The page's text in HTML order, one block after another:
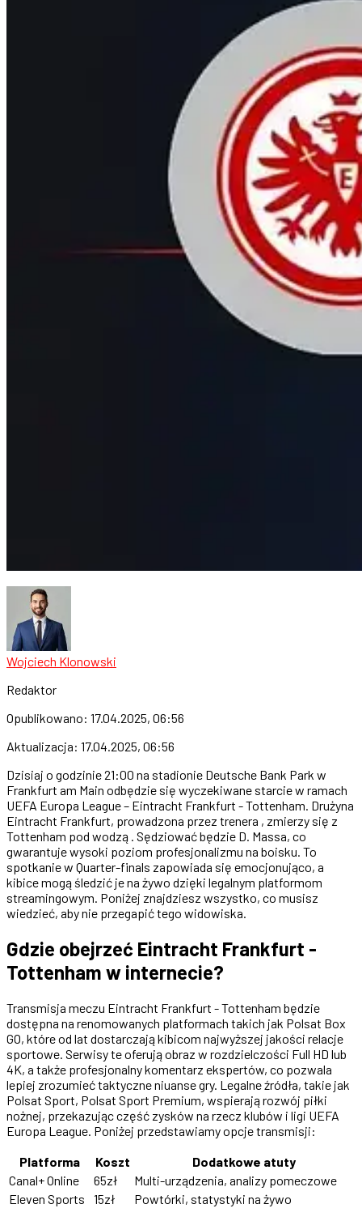
Wojciech Klonowski
Redaktor
Opublikowano: 17.04.2025, 06:56
Aktualizacja: 17.04.2025, 06:56
Dzisiaj o godzinie 21:00 na stadionie Deutsche Bank Park w
Frankfurt am Main odbędzie się wyczekiwane starcie w ramach
UEFA Europa League – Eintracht Frankfurt - Tottenham. Drużyna
Eintracht Frankfurt, prowadzona przez trenera , zmierzy się z
Tottenham pod wodzą . Sędziować będzie D. Massa, co
gwarantuje wysoki poziom profesjonalizmu na boisku. To
spotkanie w Quarter-finals zapowiada się emocjonująco, a
kibice mogą śledzić je na żywo dzięki legalnym platformom
streamingowym. Poniżej znajdziesz wszystko, co musisz
wiedzieć, aby nie przegapić tego widowiska.
Gdzie obejrzeć Eintracht Frankfurt -
Tottenham w internecie?
Transmisja meczu Eintracht Frankfurt - Tottenham będzie
dostępna na renomowanych platformach takich jak Polsat Box
GO, które od lat dostarczają kibicom najwyższej jakości relacje
sportowe. Serwisy te oferują obraz w rozdzielczości Full HD lub
4K, a także profesjonalny komentarz ekspertów, co pozwala
lepiej zrozumieć taktyczne niuanse gry. Legalne źródła, takie jak
Polsat Sport, Polsat Sport Premium, wspierają rozwój piłki
nożnej, przekazując część zysków na rzecz klubów i ligi UEFA
Europa League. Poniżej przedstawiamy opcje transmisji:
Platforma
Koszt
Dodatkowe atuty
Canal+ Online
65zł
Multi-urządzenia, analizy pomeczowe
Eleven Sports
15zł Powtórki, statystyki na żywo